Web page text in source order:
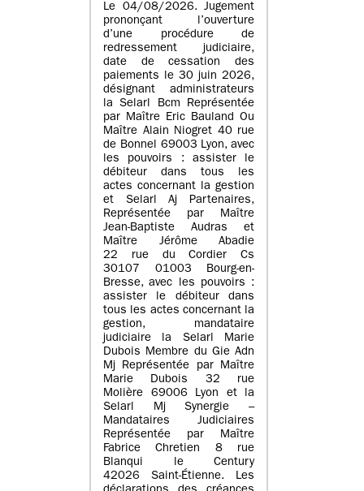
Le 04/08/2026. Jugement
prononçant l’ouverture
d’une procédure de
redressement judiciaire,
date de cessation des
paiements le 30 juin 2026,
désignant administrateurs
la Selarl Bcm Représentée
par Maître Eric Bauland Ou
Maître Alain Niogret 40 rue
de Bonnel 69003 Lyon, avec
les pouvoirs : assister le
débiteur dans tous les
actes concernant la gestion
et Selarl Aj Partenaires,
Représentée par Maître
Jean-Baptiste Audras et
Maître Jérôme Abadie
22 rue du Cordier Cs
30107 01003 Bourg-en-
Bresse, avec les pouvoirs :
assister le débiteur dans
tous les actes concernant la
gestion, mandataire
judiciaire la Selarl Marie
Dubois Membre du Gie Adn
Mj Représentée par Maître
Marie Dubois 32 rue
Molière 69006 Lyon et la
Selarl Mj Synergie –
Mandataires Judiciaires
Représentée par Maître
Fabrice Chretien 8 rue
Blanqui le Century
42026 Saint-Étienne. Les